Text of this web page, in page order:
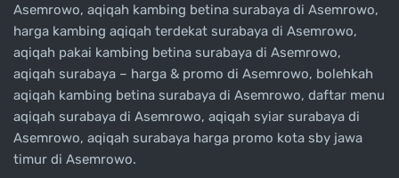
Asemrowo, aqiqah kambing betina surabaya di Asemrowo,
harga kambing aqiqah terdekat surabaya di Asemrowo,
aqiqah pakai kambing betina surabaya di Asemrowo,
aqiqah surabaya – harga & promo di Asemrowo, bolehkah
aqiqah kambing betina surabaya di Asemrowo, daftar menu
aqiqah surabaya di Asemrowo, aqiqah syiar surabaya di
Asemrowo, aqiqah surabaya harga promo kota sby jawa
timur di Asemrowo.